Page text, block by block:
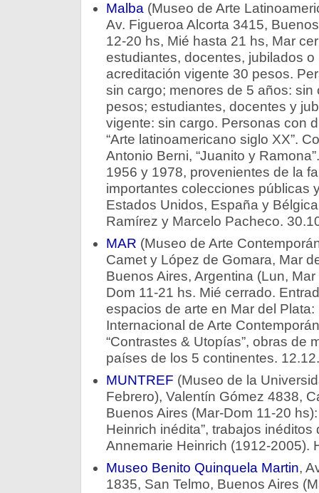
Malba (Museo de Arte
Av. Figueroa Alcorta 3415,
12-20 hs, Mié hasta 21 hs, Mar
estudiantes, docentes, jubilados
acreditación vigente 30 pesos.
sin cargo; menores de 5 años: sin
pesos; estudiantes, docentes y
vigente: sin cargo. Personas con
“Arte latinoamericano siglo XX”.
Antonio Berni, “Juanito y
1956 y 1978, provenientes de la
importantes colecciones públicas
Estados Unidos, España y
Ramírez y Marcelo Pacheco.
MAR (Museo de Arte
Camet y López de Gomara, Mar
Buenos Aires, Argentina (Lun,
Dom 11-21 hs. Mié cerrado.
espacios de arte en Mar del
Internacional de Arte
“Contrastes & Utopías”, obras de
países de los 5 continentes.
MUNTREF (Museo de la
Febrero), Valentín Gómez 4838,
Buenos Aires (Mar-Dom 11-20
Heinrich inédita”, trabajos
Annemarie Heinrich (1912-2005).
Museo Benito Quinquela Martin,
1835, San Telmo, Buenos Aires